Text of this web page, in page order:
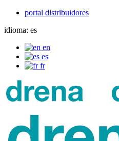
portal distribuidores
idioma: es
en
es
fr